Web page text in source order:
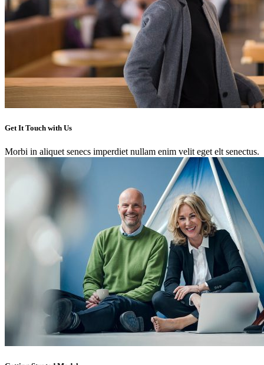
Get It Touch with Us
Morbi in aliquet senecs imperdiet nullam enim velit eget elt senectus.